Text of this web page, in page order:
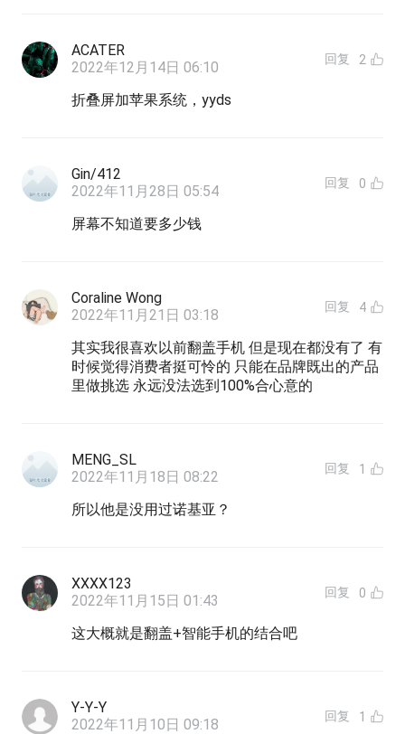
ACATER
2022年12月14日 06:10
回复 2
折叠屏加苹果系统，yyds
Gin/412
2022年11月28日 05:54
回复 0
屏幕不知道要多少钱
Coraline Wong
2022年11月21日 03:18
回复 4
其实我很喜欢以前翻盖手机 但是现在都没有了 有
时候觉得消费者挺可怜的 只能在品牌既出的产品
里做挑选 永远没法选到100%合心意的
MENG_SL
2022年11月18日 08:22
回复 1
所以他是没用过诺基亚？
XXXX123
2022年11月15日 01:43
回复 0
这大概就是翻盖+智能手机的结合吧
Y-Y-Y
2022年11月10日 09:18
回复 1